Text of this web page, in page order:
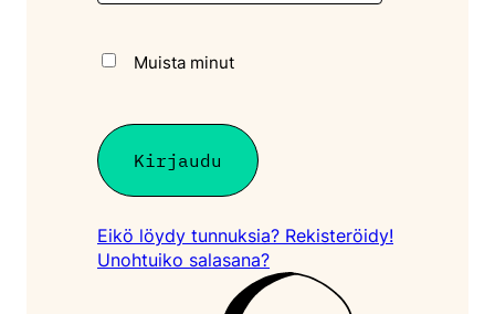
Muista minut
Eikö löydy tunnuksia? Rekisteröidy!
Unohtuiko salasana?